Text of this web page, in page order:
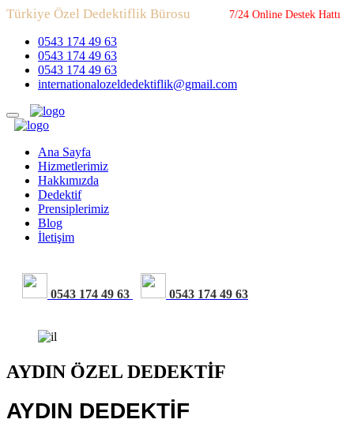
Türkiye Özel Dedektiflik Bürosu 7/24 Online Destek Hattı
0543 174 49 63
0543 174 49 63
0543 174 49 63
internationalozeldedektiflik@gmail.com
Ana Sayfa
Hizmetlerimiz
Hakkımızda
Dedektif
Prensiplerimiz
Blog
İletişim
0543 174 49 63 0543 174 49 63
AYDIN ÖZEL DEDEKTİF
AYDIN DEDEKTİF